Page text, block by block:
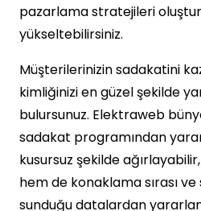
pazarlama stratejileri
yükseltebilirsiniz.
Müşterilerinizin sadakatini
kimliğinizi en güzel şekilde
bulursunuz. Elektraweb
sadakat programından
kusursuz şekilde
hem de konaklama sırası
sunduğu datalardan